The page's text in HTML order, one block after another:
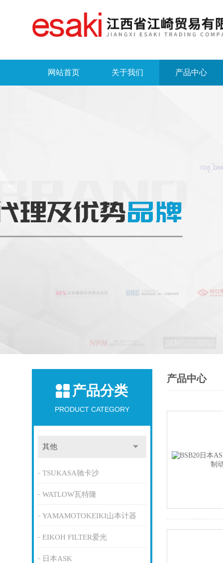
网站首页 关于我们 产品中心
产品分类
PRODUCT CATEGORY
其他
TSUKASA驰卡沙
WATLOW瓦特隆
YAMAMOTOKEIKI山本计器
EIKOH FILTER爱光
日本ASK
产品中心